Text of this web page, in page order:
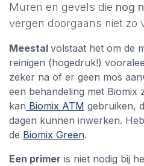
Muren en gevels die nog
vergen doorgaans niet zo
Meestal volstaat het om de
reinigen (hogedruk!)
zeker na of er geen mos
een behandeling met Biomix
kan Biomix ATM gebruiken,
dagen kunnen inwerken.
de Biomix Green.
Een primer is niet nodig bij